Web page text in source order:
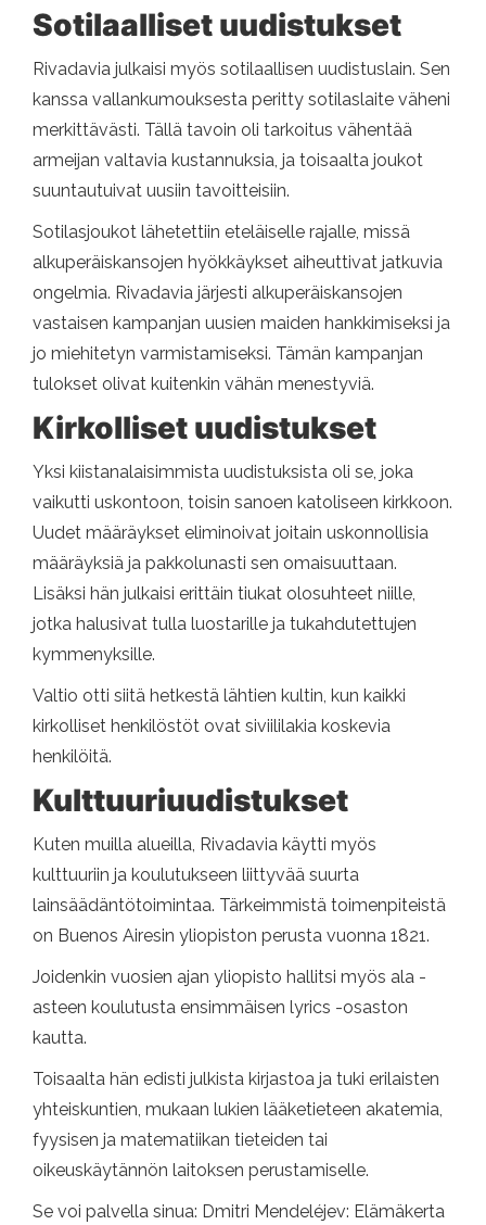
Sotilaalliset uudistukset
Rivadavia julkaisi myös sotilaallisen uudistuslain. Sen
kanssa vallankumouksesta peritty sotilaslaite väheni
merkittävästi. Tällä tavoin oli tarkoitus vähentää
armeijan valtavia kustannuksia, ja toisaalta joukot
suuntautuivat uusiin tavoitteisiin.
Sotilasjoukot lähetettiin eteläiselle rajalle, missä
alkuperäiskansojen hyökkäykset aiheuttivat jatkuvia
ongelmia. Rivadavia järjesti alkuperäiskansojen
vastaisen kampanjan uusien maiden hankkimiseksi ja
jo miehitetyn varmistamiseksi. Tämän kampanjan
tulokset olivat kuitenkin vähän menestyviä.
Kirkolliset uudistukset
Yksi kiistanalaisimmista uudistuksista oli se, joka
vaikutti uskontoon, toisin sanoen katoliseen kirkkoon.
Uudet määräykset eliminoivat joitain uskonnollisia
määräyksiä ja pakkolunasti sen omaisuuttaan.
Lisäksi hän julkaisi erittäin tiukat olosuhteet niille,
jotka halusivat tulla luostarille ja tukahdutettujen
kymmenyksille.
Valtio otti siitä hetkestä lähtien kultin, kun kaikki
kirkolliset henkilöstöt ovat siviililakia koskevia
henkilöitä.
Kulttuuriuudistukset
Kuten muilla alueilla, Rivadavia käytti myös
kulttuuriin ja koulutukseen liittyvää suurta
lainsäädäntötoimintaa. Tärkeimmistä toimenpiteistä
on Buenos Airesin yliopiston perusta vuonna 1821.
Joidenkin vuosien ajan yliopisto hallitsi myös ala -
asteen koulutusta ensimmäisen lyrics -osaston
kautta.
Toisaalta hän edisti julkista kirjastoa ja tuki erilaisten
yhteiskuntien, mukaan lukien lääketieteen akatemia,
fyysisen ja matematiikan tieteiden tai
oikeuskäytännön laitoksen perustamiselle.
Se voi palvella sinua: Dmitri Mendeléjev: Elämäkerta